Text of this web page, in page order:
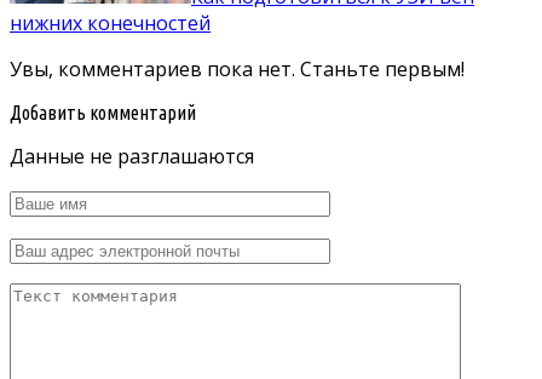
нижних конечностей
Увы, комментариев пока нет. Станьте первым!
Добавить комментарий
Данные не разглашаются